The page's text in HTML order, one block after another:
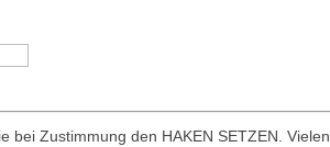
bei Zustimmung den HAKEN SETZEN. Vielen